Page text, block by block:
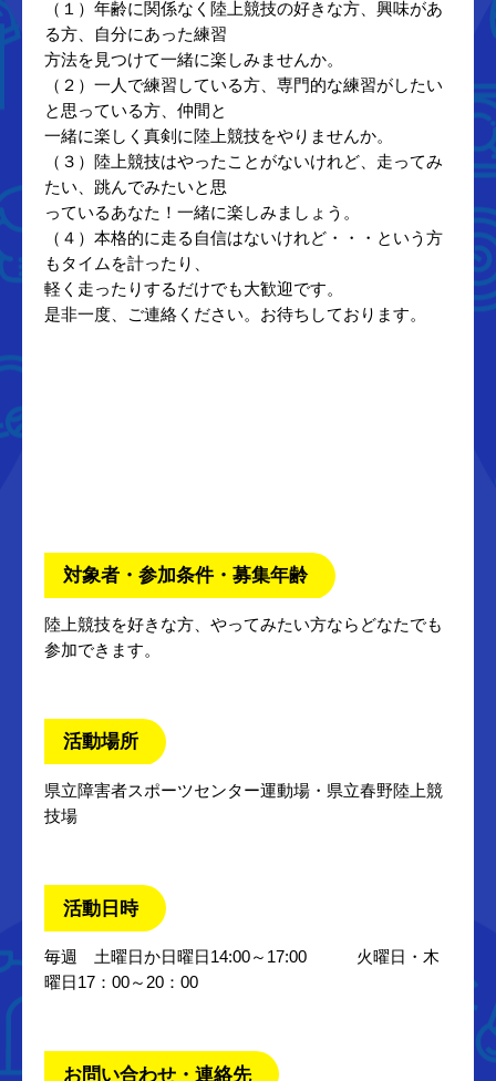
（１）年齢に関係なく陸上競技の好きな方、興味があ
る方、自分にあった練習
方法を見つけて一緒に楽しみませんか。
（２）一人で練習している方、専門的な練習がしたい
と思っている方、仲間と
一緒に楽しく真剣に陸上競技をやりませんか。
（３）陸上競技はやったことがないけれど、走ってみ
たい、跳んでみたいと思
っているあなた！一緒に楽しみましょう。
（４）本格的に走る自信はないけれど・・・という方
もタイムを計ったり、
軽く走ったりするだけでも大歓迎です。
是非一度、ご連絡ください。お待ちしております。
対象者・参加条件・募集年齢
陸上競技を好きな方、やってみたい方ならどなたでも
参加できます。
活動場所
県立障害者スポーツセンター運動場・県立春野陸上競
技場
活動日時
毎週 土曜日か日曜日14:00～17:00 火曜日・木
曜日17：00～20：00
お問い合わせ・連絡先